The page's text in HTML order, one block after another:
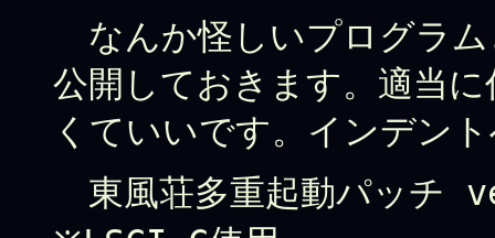
なんか怪しいプログラ
公開しておきます。適当
くていいです。インデン
東風荘多重起動パ